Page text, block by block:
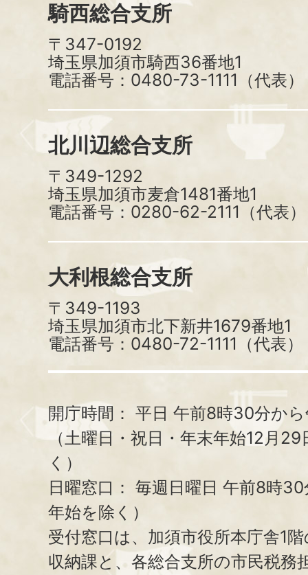
騎西総合支所
〒347-0192
埼玉県加須市騎西36番地1
電話番号：0480-73-1111（代表）
北川辺総合支所
〒349-1292
埼玉県加須市麦倉1481番地1
電話番号：0280-62-2111（代表）
大利根総合支所
〒349-1193
埼玉県加須市北下新井1679番地1
電話番号：0480-72-1111（代表）
開庁時間： 平日 午前8時30分か
（土曜日・祝日・年末年始12月
く）
日曜窓口： 毎週日曜日 午前8時
年始を除く）
受付窓口は、加須市役所本庁舎1
収納課と、 各総合支所の市民税務